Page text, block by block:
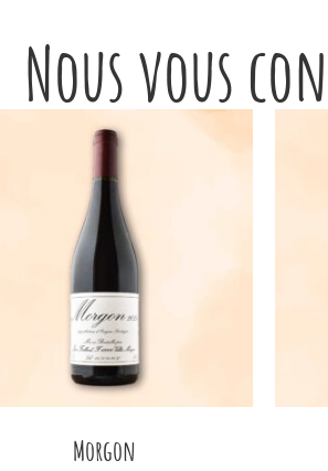
Nous vous
Morgon